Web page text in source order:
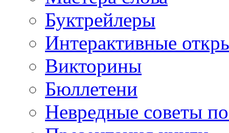
Буктрейлеры
Интерактивные
Викторины
Бюллетени
Невредные советы